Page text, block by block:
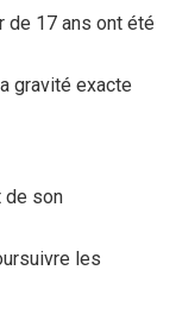
de 17 ans ont été
gravité exacte
de son
les